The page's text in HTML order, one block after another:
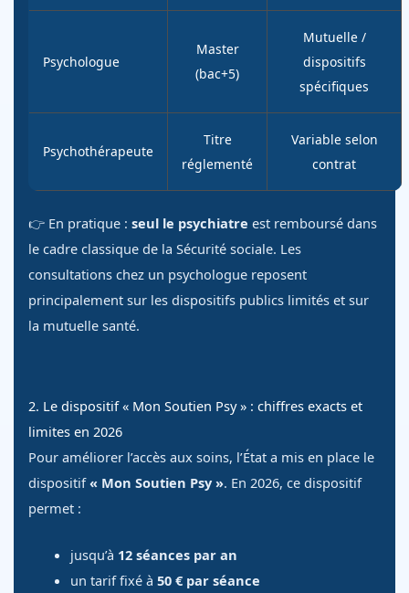
Psychologue
Master
(bac+5)
Mutuelle /
dispositifs
spécifiques
Psychothérapeute
Titre
réglementé
Variable selon
contrat
👉 En pratique : seul le psychiatre est remboursé dans
le cadre classique de la Sécurité sociale. Les
consultations chez un psychologue reposent
principalement sur les dispositifs publics limités et sur
la mutuelle santé.
2. Le dispositif « Mon Soutien Psy » : chiffres exacts et
limites en 2026
Pour améliorer l’accès aux soins, l’État a mis en place le
dispositif« Mon Soutien Psy ». En 2026, ce dispositif
permet :
jusqu’à 12 séances par an
un tarif fixé à 50 € par séance